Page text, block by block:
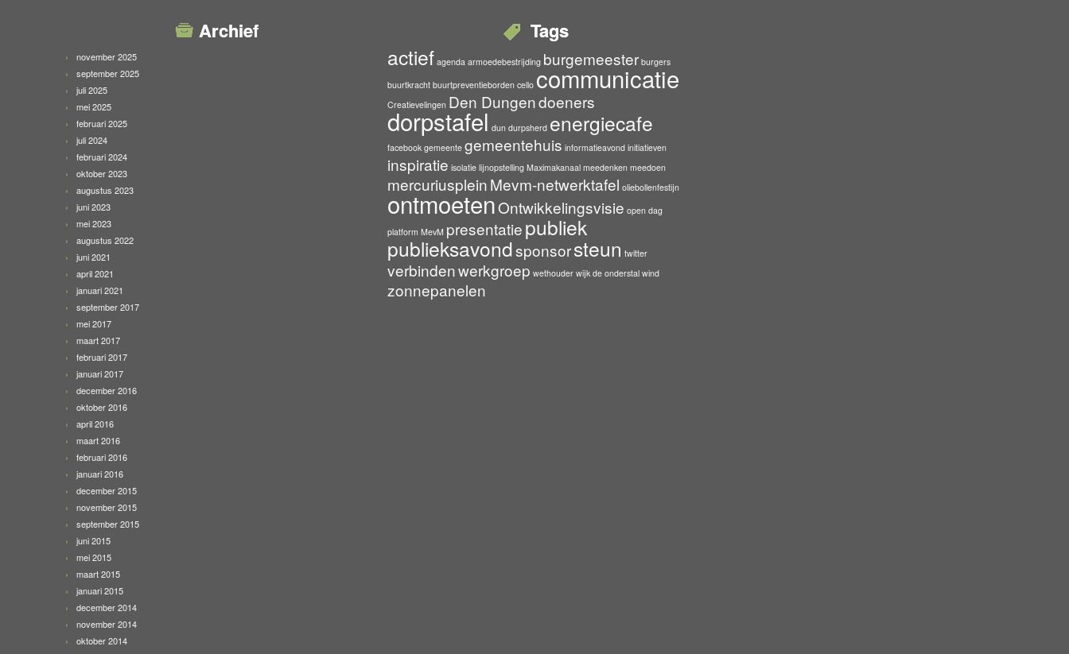
Archief
november 2025
september 2025
juli 2025
mei 2025
februari 2025
juli 2024
februari 2024
oktober 2023
augustus 2023
juni 2023
mei 2023
augustus 2022
juni 2021
april 2021
januari 2021
september 2017
mei 2017
maart 2017
februari 2017
januari 2017
december 2016
oktober 2016
april 2016
maart 2016
februari 2016
januari 2016
december 2015
november 2015
september 2015
juni 2015
mei 2015
maart 2015
januari 2015
december 2014
november 2014
oktober 2014
Tags
actief agenda armoedebestrijding burgemeester burgers
buurtkracht buurtpreventieborden cello communicatie
Creatievelingen Den Dungendoeners
dorpstafel dun durpsherd energiecafe
facebook gemeente gemeentehuis informatieavond initiatieven
inspiratie isolatie lijnopstelling Maximakanaal meedenken meedoen
mercuriuspleinMevm-netwerktafel oliebollenfestijn
ontmoetenOntwikkelingsvisie open dag
platform MevM presentatiepubliek
publieksavondsponsorsteun twitter
verbindenwerkgroep wethouder wijk de onderstal wind
zonnepanelen